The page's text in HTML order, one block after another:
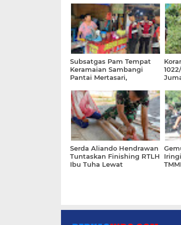
Subsatgas Pam Tempat
Keramaian Sambangi
Pantai Mertasari,
Kamtibmas
Serda Aliando Hendrawan
Tuntaskan Finishing RTLH
Ibu Tuha Lewat